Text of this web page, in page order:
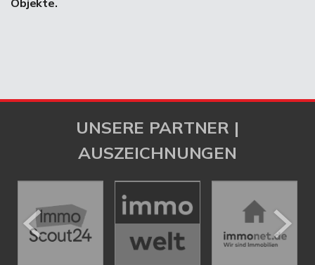
Objekte.
UNSERE PARTNER |
AUSZEICHNUNGEN